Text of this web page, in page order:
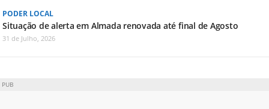
PODER LOCAL
Situação de alerta em Almada renovada até final de Agosto
31 de Julho, 2026
PUB